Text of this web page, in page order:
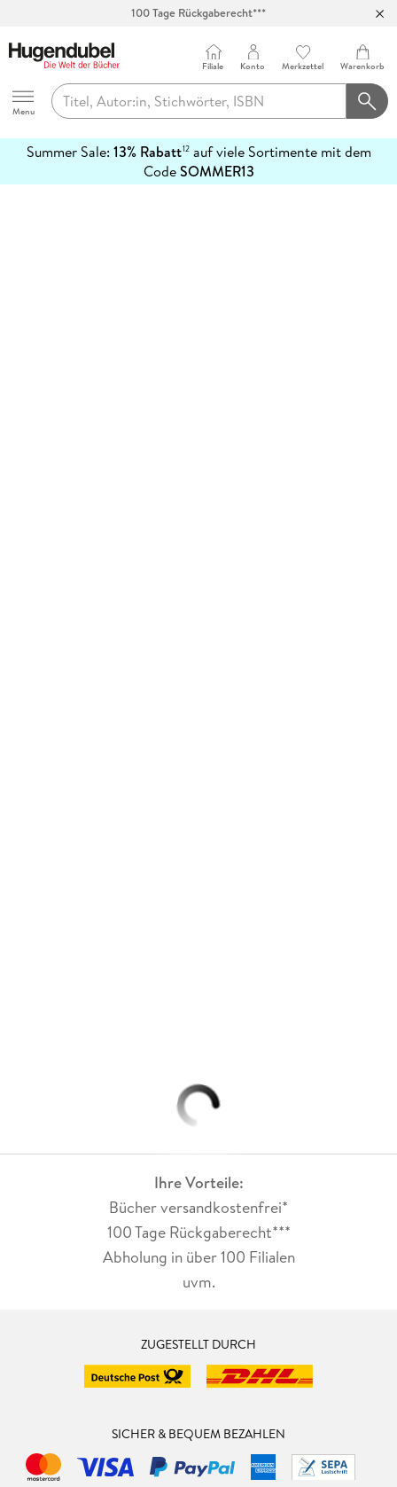
100 Tage Rückgaberecht***
Hugendubel
Menu
Filiale Konto Merkzettel Warenkorb
Summer Sale: 13% Rabatt12auf viele Sortimente mit dem
CodeSOMMER13
erfahren
Ihre Vorteile:
Bücher versandkostenfrei*
100 Tage Rückgaberecht***
Abholung in über 100 Filialen
uvm.
ZUGESTELLT DURCH
SICHER & BEQUEM BEZAHLEN